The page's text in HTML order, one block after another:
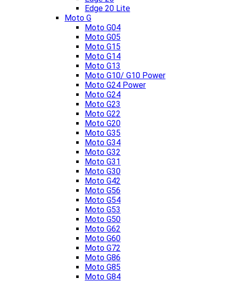
Edge 20 Lite
Moto G
Moto G04
Moto G05
Moto G15
Moto G14
Moto G13
Moto G10/ G10 Power
Moto G24 Power
Moto G24
Moto G23
Moto G22
Moto G20
Moto G35
Moto G34
Moto G32
Moto G31
Moto G30
Moto G42
Moto G56
Moto G54
Moto G53
Moto G50
Moto G62
Moto G60
Moto G72
Moto G86
Moto G85
Moto G84